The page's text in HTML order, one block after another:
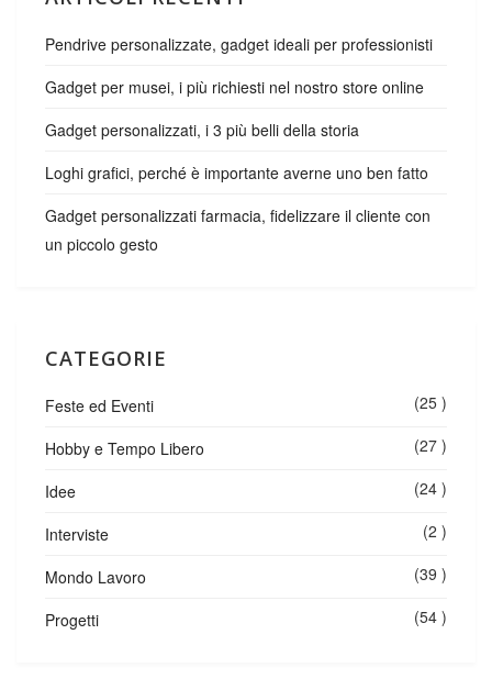
Pendrive personalizzate, gadget ideali per professionisti
Gadget per musei, i più richiesti nel nostro store online
Gadget personalizzati, i 3 più belli della storia
Loghi grafici, perché è importante averne uno ben fatto
Gadget personalizzati farmacia, fidelizzare il cliente con
un piccolo gesto
CATEGORIE
Feste ed Eventi (25 )
Hobby e Tempo Libero (27 )
Idee (24 )
Interviste (2 )
Mondo Lavoro (39 )
Progetti (54 )